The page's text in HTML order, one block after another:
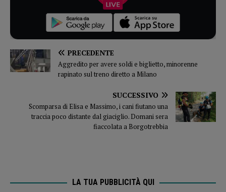
PRECEDENTE
Aggredito per avere soldi e biglietto, minorenne
rapinato sul treno diretto a Milano
SUCCESSIVO
Scomparsa di Elisa e Massimo, i cani fiutano una
traccia poco distante dal giaciglio. Domani sera
fiaccolata a Borgotrebbia
LA TUA PUBBLICITÀ QUI